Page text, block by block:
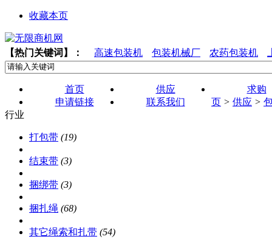
收藏本页
【热门关键词】： 高速包装机 包装机械厂 农药包装机
首页 供应
求购
申请链接
联系我们 页 > 供应 >
行业
打包带 (19)
结束带 (3)
捆绑带 (3)
捆扎绳 (68)
其它绳索和扎带 (54)